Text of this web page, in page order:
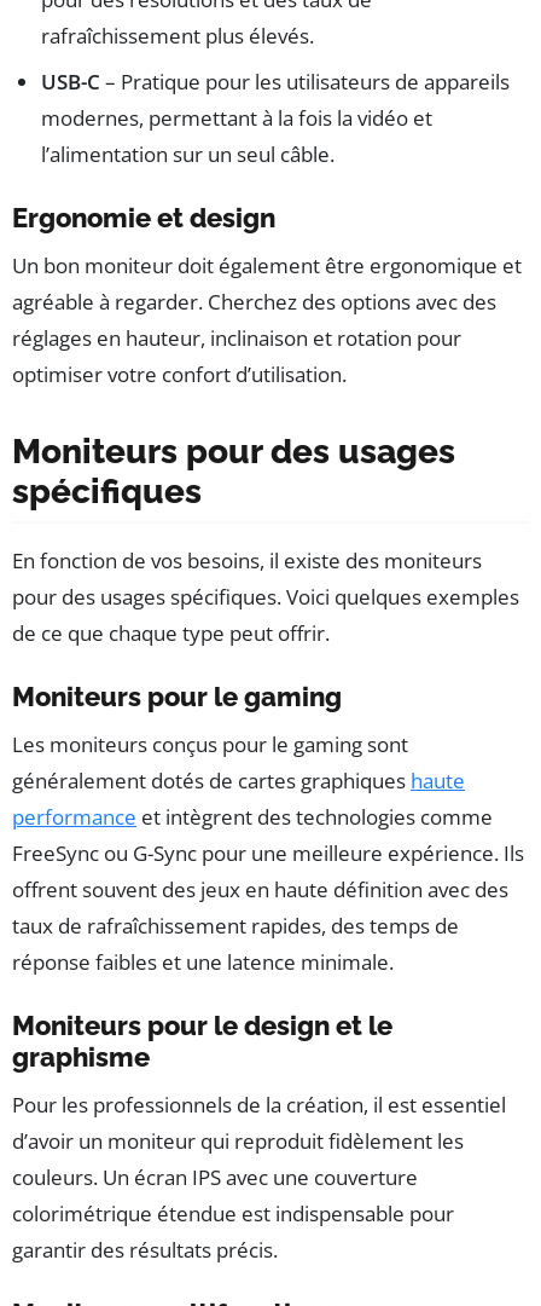
rafraîchissement plus élevés.
USB-C – Pratique pour les utilisateurs de appareils
modernes, permettant à la fois la vidéo et
l’alimentation sur un seul câble.
Ergonomie et design
Un bon moniteur doit également être ergonomique et
agréable à regarder. Cherchez des options avec des
réglages en hauteur, inclinaison et rotation pour
optimiser votre confort d’utilisation.
Moniteurs pour des usages
spécifiques
En fonction de vos besoins, il existe des moniteurs
pour des usages spécifiques. Voici quelques exemples
de ce que chaque type peut offrir.
Moniteurs pour le gaming
Les moniteurs conçus pour le gaming sont
généralement dotés de cartes graphiques haute
performance et intègrent des technologies comme
FreeSync ou G-Sync pour une meilleure expérience. Ils
offrent souvent des jeux en haute définition avec des
taux de rafraîchissement rapides, des temps de
réponse faibles et une latence minimale.
Moniteurs pour le design et le
graphisme
Pour les professionnels de la création, il est essentiel
d’avoir un moniteur qui reproduit fidèlement les
couleurs. Un écran IPS avec une couverture
colorimétrique étendue est indispensable pour
garantir des résultats précis.